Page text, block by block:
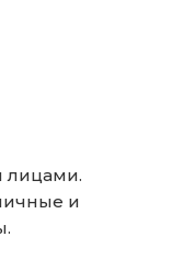
лицами.
и